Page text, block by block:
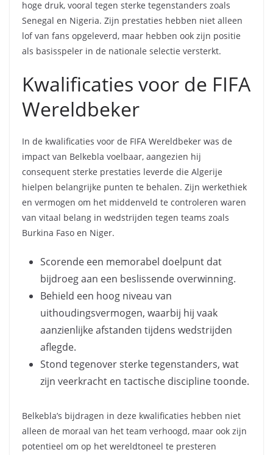
hoge druk, vooral tegen sterke tegenstanders zoals
Senegal en Nigeria. Zijn prestaties hebben niet alleen
lof van fans opgeleverd, maar hebben ook zijn positie
als basisspeler in de nationale selectie versterkt.
Kwalificaties voor de FIFA
Wereldbeker
In de kwalificaties voor de FIFA Wereldbeker was de
impact van Belkebla voelbaar, aangezien hij
consequent sterke prestaties leverde die Algerije
hielpen belangrijke punten te behalen. Zijn werkethiek
en vermogen om het middenveld te controleren waren
van vitaal belang in wedstrijden tegen teams zoals
Burkina Faso en Niger.
Scorende een memorabel doelpunt dat
bijdroeg aan een beslissende overwinning.
Behield een hoog niveau van
uithoudingsvermogen, waarbij hij vaak
aanzienlijke afstanden tijdens wedstrijden
aflegde.
Stond tegenover sterke tegenstanders, wat
zijn veerkracht en tactische discipline toonde.
Belkebla’s bijdragen in deze kwalificaties hebben niet
alleen de moraal van het team verhoogd, maar ook zijn
potentieel om op het wereldtoneel te presteren